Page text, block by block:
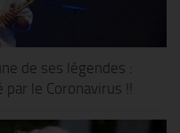
de ses légendes :
le Coronavirus !!